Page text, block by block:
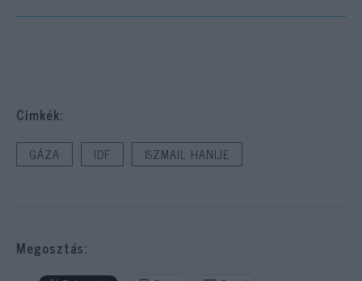
Cimkék:
GÁZA IDF ISZMAIL HANIJE
Megosztás: